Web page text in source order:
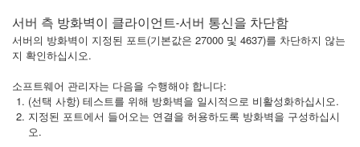
서버 측 방화벽이 클라이언트-서버 통신을 차단함
서버의 방화벽이 지정된 포트(기본값은 27000 및 4637)를 차단하지 않는
지 확인하십시오.
소프트웨어 관리자는 다음을 수행해야 합니다:
(선택 사항) 테스트를 위해 방화벽을 일시적으로 비활성화하십시오.
지정된 포트에서 들어오는 연결을 허용하도록 방화벽을 구성하십시
오.